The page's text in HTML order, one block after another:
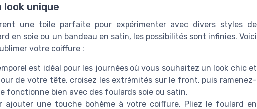
look unique
une toile parfaite pour expérimenter avec divers styles de
en soie ou un bandeau en satin, les possibilités sont infinies. Voici
votre coiffure :
est idéal pour les journées où vous souhaitez un look chic et
de votre tête, croisez les extrémités sur le front, puis ramenez-
fonctionne bien avec des foulards soie ou satin.
ajouter une touche bohème à votre coiffure. Pliez le foulard en